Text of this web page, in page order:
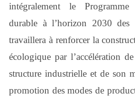
intégralement le
durable à l’horizon 2030
travaillera à renforcer la
écologique par l’accélération
structure industrielle et de son
promotion des modes de